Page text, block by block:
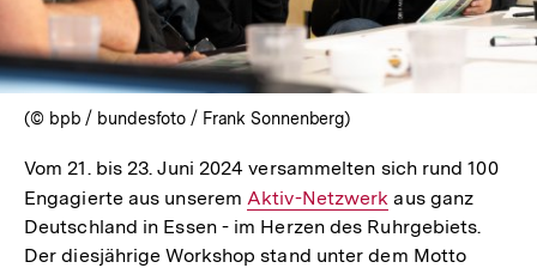
(© bpb / bundesfoto / Frank Sonnenberg)
Vom 21. bis 23. Juni 2024 versammelten sich rund 100
Engagierte aus unseremInterner
Link:
Aktiv-Netzwerk aus ganz
Deutschland in Essen - im Herzen des Ruhrgebiets.
Der diesjährige Workshop stand unter dem Motto